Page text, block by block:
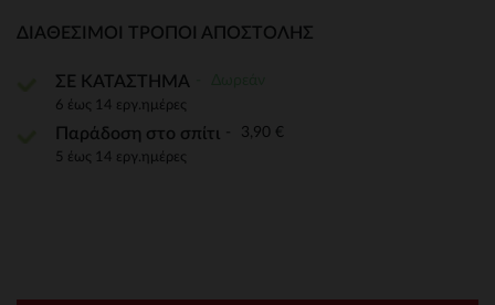
ΔΙΑΘΈΣΙΜΟΙ ΤΡΌΠΟΙ ΑΠΟΣΤΟΛΉΣ
ΣΕ ΚΑΤΑΣΤΗΜΑ
6 έως 14 εργ.ημέρες
Παράδοση στο σπίτι 3,90 €
5 έως 14 εργ.ημέρες